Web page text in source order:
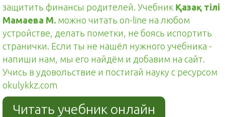
защитить финансы родителей. Учебник Қазақ тілі
Мамаева М. можно читать on-line на любом
устройстве, делать пометки, не боясь испортить
странички. Если ты не нашёл нужного учебника -
напиши нам, мы его найдём и добавим на сайт.
Учись в удовольствие и постигай науку с ресурсом
okulykkz.com
Читать учебник онлайн